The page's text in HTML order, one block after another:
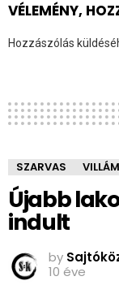
VÉLEMÉNY,
Hozzászólás
SZARVAS
Újabb
indult
by
10 éve